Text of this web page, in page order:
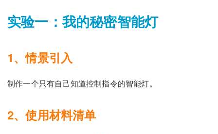
实验一：我的秘密智能灯
1、情景引入
制作一个只有自己知道控制指令的智能灯。
2、使用材料清单